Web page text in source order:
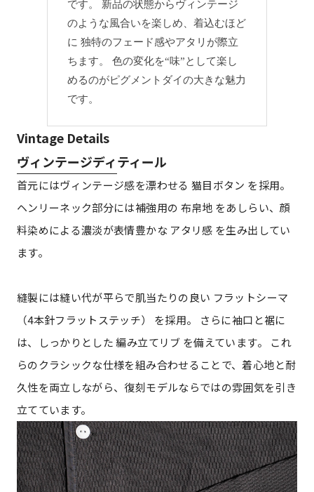
です。 新品の状態からヴィンテージ
のような風合いを楽しめ、着込むほど
に 独特のフェード感やアタリが際立
ちます。 色の変化を“味”として楽し
めるのがピグメントダイの大きな魅力
です。
Vintage Details
ヴィンテージディティール
首元にはヴィンテージ感を漂わせる 猫目ボタン を採用。
ヘンリーネック部分には補強用の 布帛地 をあしらい、顔
料染めによる濃淡が表情豊かな アタリ感 を生み出してい
ます。
縫製には縫い代が平らで肌当たりの良い フラットシーマ
（4本針フラットステッチ） を採用。 さらに袖口と裾に
は、しっかりとした 編み立てリブ を備えています。 これ
らのクラシックな仕様を組み合わせることで、着心地と耐
久性を両立しながら、復刻モデルならではの雰囲気を引き
立てています。